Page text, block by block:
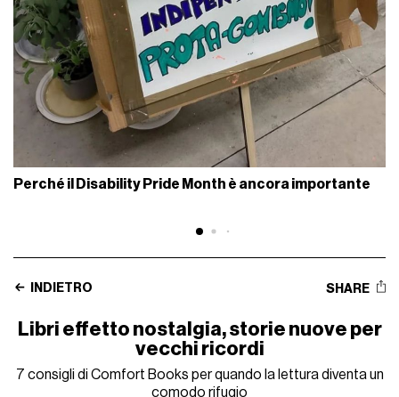
Perché il Disability Pride Month è ancora importante
INDIETRO SHARE
Libri effetto nostalgia, storie nuove per
vecchi ricordi
7 consigli di Comfort Books per quando la lettura diventa un
comodo rifugio